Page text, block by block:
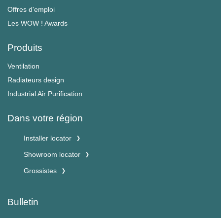
Offres d'emploi
Les WOW ! Awards
Produits
Ventilation
Radiateurs design
Industrial Air Purification
Dans votre région
Installer locator
Showroom locator
Grossistes
Bulletin